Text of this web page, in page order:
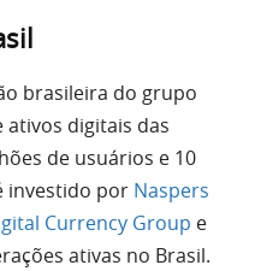
brasileira do grupo
digitais das
de usuários e 10
investido por Naspers
Currency Group e
ativas no Brasil.